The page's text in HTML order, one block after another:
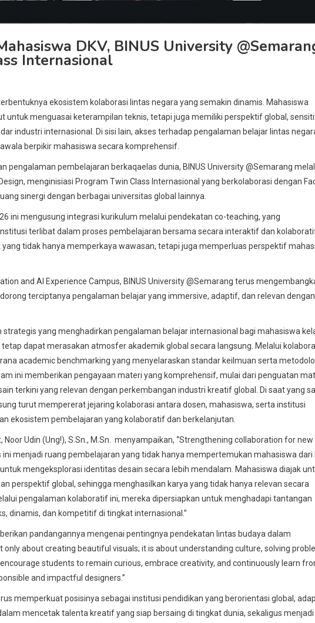
DKV, BINUS University
Internasional
ekosistem kolaborasi lintas negara yang semakin dinamis. Mahasiswa
untuk menguasai keterampilan teknis, tetapi juga memiliki perspektif global,
industri internasional. Di sisi lain, akses terhadap pengalaman belajar lintas
berpikir mahasiswa secara komprehensif.
pengalaman pembelajaran berkaqaelas dunia, BINUS University @Semarang
menginisiasi Program Twin Class Internasional yang berkolaborasi dengan
sinergi dengan berbagai universitas global lainnya.
ini mengusung integrasi kurikulum melalui pendekatan co-teaching, yang
terlibat dalam proses pembelajaran bersama secara interaktif dan
tidak hanya memperkaya wawasan, tetapi juga memperluas perspektif
and AI Experience Campus, BINUS University @Semarang terus
terciptanya pengalaman belajar yang immersive, adaptif, dan relevan dengan
yang menghadirkan pengalaman belajar internasional bagi mahasiswa
dapat merasakan atmosfer akademik global secara langsung. Melalui
academic benchmarking yang menyelaraskan standar keilmuan serta
ini memberikan pengayaan materi yang komprehensif, mulai dari penguatan
terkini yang relevan dengan perkembangan industri kreatif global. Di saat yang
turut mempererat jejaring kolaborasi antara dosen, mahasiswa, serta institusi
ekosistem pembelajaran yang kolaboratif dan berkelanjutan.
Udin (Ung!), S.Sn., M.Sn. menyampaikan, “Strengthening collaboration for new
menjadi ruang pembelajaran yang tidak hanya mempertemukan mahasiswa dari
mengeksplorasi identitas desain secara lebih mendalam. Mahasiswa diajak
perspektif global, sehingga menghasilkan karya yang tidak hanya relevan secara
pengalaman kolaboratif ini, mereka dipersiapkan untuk menghadapi tantangan
dinamis, dan kompetitif di tingkat internasional.”
pandangannya mengenai pentingnya pendekatan lintas budaya dalam
only about creating beautiful visuals; it is about understanding culture, solving
students to remain curious, embrace creativity, and continuously learn
and impactful designers.”
memperkuat posisinya sebagai institusi pendidikan yang berorientasi global,
mencetak talenta kreatif yang siap bersaing di tingkat dunia, sekaligus menjadi